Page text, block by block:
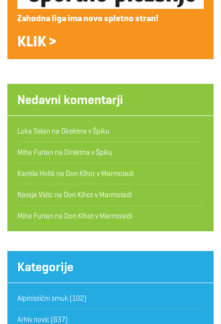
Zahodna liga ima novo spletno stran!
KLIK >
Nedavni komentarji
Luka Selan na Direktna v Špiku
Miha Furlan na Direktna v Špiku
Kamila Hollá na Don Kihot v Marmoladi
Nastja Vidic na Don Kihot v Marmoladi
Miha Furlan na Don Kihot v Marmoladi
Kategorije
Alpinistični smuk (102)
Arhiv novic (637)